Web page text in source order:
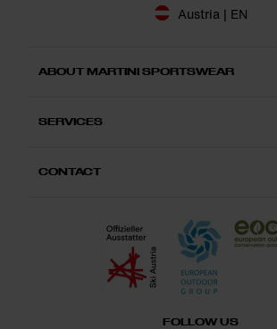
Austria | EN
ABOUT MARTINI SPORTSWEAR
SERVICES
CONTACT
FOLLOW US